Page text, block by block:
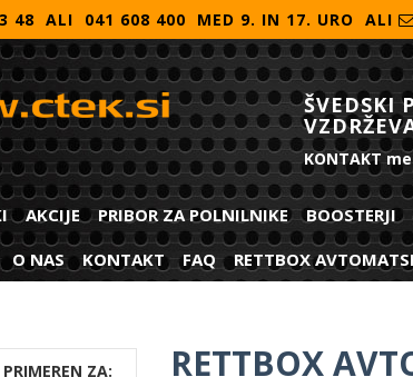
48 ALI 041 608 400 MED 9. IN 17. URO ALI
ŠVEDSKI
KONTAKT
AKCIJE PRIBOR ZA POLNILNIKE BOOSTERJI
O NAS KONTAKT FAQ RETTBOX
ZA: RETTBOX